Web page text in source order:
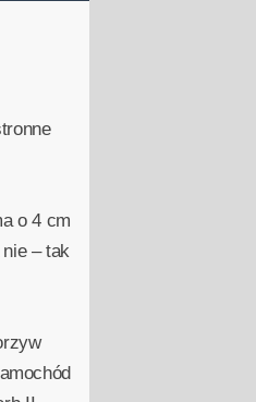
o 4 cm
– tak